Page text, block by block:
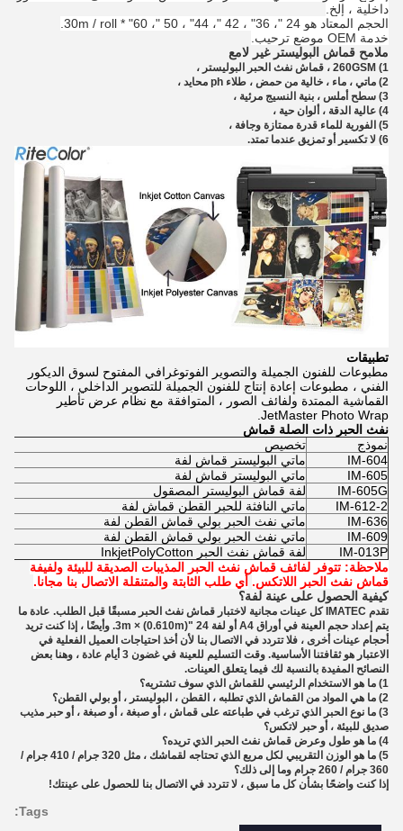
داخلية ، إلخ.
الحجم المعتاد هو 24 "، 36" ، 42 "، 44" ، 50 "، 60" * 30m / roll.
خدمة OEM موضع ترحيب.
ملامح قماش البوليستر غير لامع
1) 260GSM ، قماش نفث الحبر البوليستر ،
2) ماتي ، ماء ، خالية من حمض ، طلاء ph محايد ،
3) سطح أملس ، بنية النسيج مرئية ،
4) عالية الدقة ، ألوان حية ،
5) الفورية للماء قدرة ممتازة وجافة ،
6) لا تكسير أو تمزيق عندما تمتد.
تطبيقات
مطبوعات للفنون الجميلة والتصوير الفوتوغرافي المفتوح لسوق الديكور
الفني ، مطبوعات إعادة إنتاج للفنون الجميلة للتصوير الداخلي ، اللوحات
القماشية الممتدة ولفائف الصور ، المتوافقة مع نظام عرض تأطير
JetMaster Photo Wrap.
نفث الحبر ذات الصلة قماش
نموذج
تخصيص
IM-604
ماتي البوليستر قماش لفة
IM-605
ماتي البوليستر قماش لفة
IM-605G
لفة قماش البوليستر المصقول
IM-612-2
ماتي النافثة للحبر القطن قماش لفة
IM-636
ماتي نفث الحبر بولي قماش القطن لفة
IM-609
ماتي نفث الحبر بولي قماش القطن لفة
IM-013P
لفة قماش نفث الحبر InkjetPolyCotton
ملاحظة: تتوفر لفائف قماش نفث الحبر المذيبات الصديقة للبيئة ولفيفة
قماش نفث الحبر اللاتكس. أي طلب الثابتة والمتنقلة الاتصال بنا مجانا.
كيفية الحصول على عينة لفة؟
تقدم IMATEC كل عينات مجانية لاختبار قماش نفث الحبر مسبقًا قبل الطلب.
عادة ما
يتم إعداد حجم العينة في أوراق A4 أو لفة 24 "(0.610m) × 3m. وأيضًا ، إذا كنت تريد
أحجام عينات أخرى ، فلا تتردد في الاتصال بنا لأن أخذ احتياجات العميل الفعلية في
الاعتبار هو ثقافتنا الأساسية. وقت التسليم للعينة في غضون 3 أيام عادة ، وهنا بعض
النصائح المفيدة بالنسبة لك فيما يتعلق العينات.
1) ما هو الاستخدام الرئيسي للقماش الذي سوف تشتريه؟
2) ما هي المواد من القماش الذي تطلبه ، القطن ، البوليستر ، أو بولي القطن؟
3) ما نوع الحبر الذي ترغب في طباعته على قماش ، أو صبغة ، أو صبغة ، أو حبر مذيب
صديق للبيئة ، أو حبر لاتكس؟
4) ما هو طول وعرض قماش نفث الحبر الذي تريده؟
5) ما هو الوزن التقريبي لكل مربع الذي تحتاجه لقماشك ، مثل 320 جرام / 410 جرام /
360 جرام / 260 جرام وما إلى ذلك؟
إذا كنت واضحًا بشأن كل ما سبق ، لا تتردد في الاتصال بنا للحصول على عينتك!
Tags: